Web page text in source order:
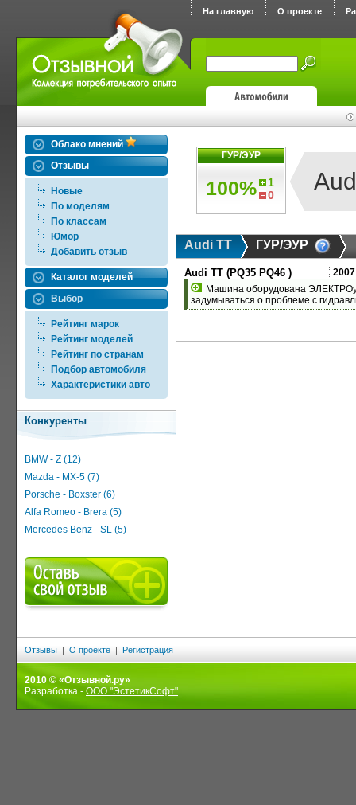
На главную О проекте
Облако мнений
Отзывы
Новые
По моделям
По классам
Юмор
Добавить отзыв
Каталог моделей
Выбор
Рейтинг марок
Рейтинг моделей
Рейтинг по странам
Подбор автомобиля
Характеристики авто
Конкуренты
BMW - Z (12)
Mazda - MX-5 (7)
Porsche - Boxster (6)
Alfa Romeo - Brera (5)
Mercedes Benz - SL (5)
ГУР/ЭУР
100%
1
0
Audi TT ГУР/ЭУР
Audi TT (PQ35 PQ46 )
2007
Машина оборудована
задумываться о проблеме с
Отзывы | О проекте | Регистрация
2010 © «Отзывной.ру»
Разработка - ООО "ЭстетикСофт"